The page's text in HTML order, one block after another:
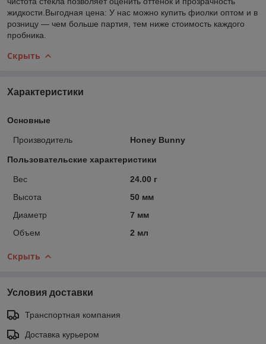
жидкости.Выгодная цена: У нас можно купить фиолки оптом и в
розницу — чем больше партия, тем ниже стоимость каждого
пробника.
Скрыть
Характеристики
Основные
Производитель Honey Bunny
Пользовательские характеристики
Вес
24.00 г
Высота
50 мм
Диаметр
7 мм
Объем
2 мл
Скрыть
Условия доставки
Транспортная компания
Доставка курьером